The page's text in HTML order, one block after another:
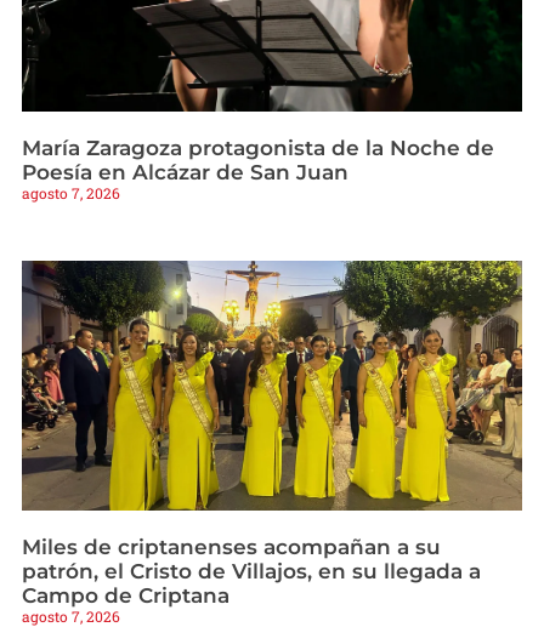
María Zaragoza protagonista de la Noche de
Poesía en Alcázar de San Juan
agosto 7, 2026
Miles de criptanenses acompañan a su
patrón, el Cristo de Villajos, en su llegada a
Campo de Criptana
agosto 7, 2026